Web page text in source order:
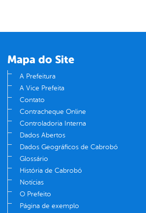
Mapa do Site
A Prefeitura
A Vice Prefeita
Contato
Contracheque Online
Controladoria Interna
Dados Abertos
Dados Geográficos de Cabrobó
Glossário
História de Cabrobó
Notícias
O Prefeito
Página de exemplo